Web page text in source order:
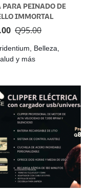
PARA PEINADO DE
IMMORTAL
Q95.00
Belleza,
y más